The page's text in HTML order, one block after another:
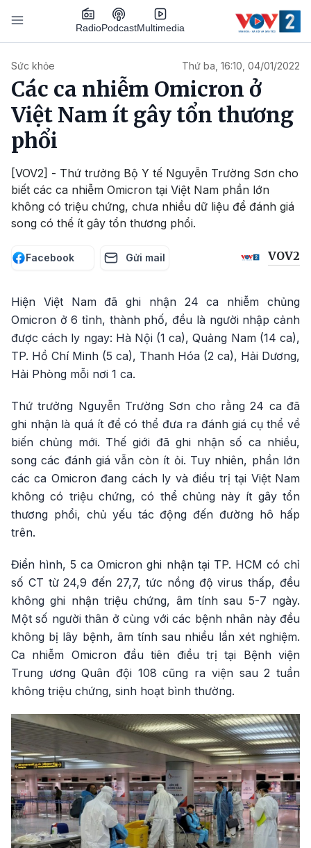
Nhảy đến nội dung
RadioPodcastMultimedia
Sức khỏe Thứ ba, 16:10, 04/01/2022
Các ca nhiễm Omicron ở
Việt Nam ít gây tổn thương
phổi
[VOV2] - Thứ trưởng Bộ Y tế Nguyễn Trường Sơn cho
biết các ca nhiễm Omicron tại Việt Nam phần lớn
không có triệu chứng, chưa nhiều dữ liệu để đánh giá
song có thể ít gây tổn thương phổi.
Facebook Gửi mail VOV2
Hiện Việt Nam đã ghi nhận 24 ca nhiễm chủng
Omicron ở 6 tỉnh, thành phố, đều là người nhập cảnh
được cách ly ngay: Hà Nội (1 ca), Quảng Nam (14 ca),
TP. Hồ Chí Minh (5 ca), Thanh Hóa (2 ca), Hải Dương,
Hải Phòng mỗi nơi 1 ca.
Thứ trưởng Nguyễn Trường Sơn cho rằng 24 ca đã
ghi nhận là quá ít để có thể đưa ra đánh giá cụ thể về
biến chủng mới. Thế giới đã ghi nhận số ca nhiều,
song các đánh giá vẫn còn ít ỏi. Tuy nhiên, phần lớn
các ca Omicron đang cách ly và điều trị tại Việt Nam
không có triệu chứng, có thể chủng này ít gây tổn
thương phổi, chủ yếu tác động đến đường hô hấp
trên.
Điển hình, 5 ca Omicron ghi nhận tại TP. HCM có chỉ
số CT từ 24,9 đến 27,7, tức nồng độ virus thấp, đều
không ghi nhận triệu chứng, âm tính sau 5-7 ngày.
Một số người thân ở cùng với các bệnh nhân này đều
không bị lây bệnh, âm tính sau nhiều lần xét nghiệm.
Ca nhiễm Omicron đầu tiên điều trị tại Bệnh viện
Trung ương Quân đội 108 cũng ra viện sau 2 tuần
không triệu chứng, sinh hoạt bình thường.